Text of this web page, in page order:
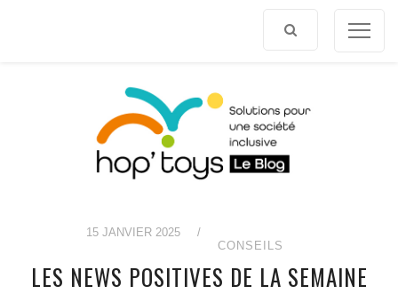
15 JANVIER 2025
/
CONSEILS
LES NEWS POSITIVES DE LA SEMAINE